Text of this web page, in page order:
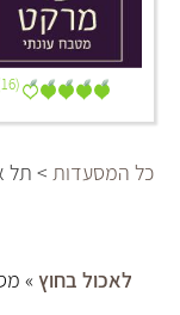
(16)
כל המסעדות > תל
לאכול בחוץ »